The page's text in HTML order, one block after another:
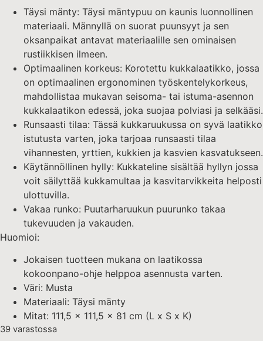
Täysi mänty: Täysi mäntypuu on kaunis luonnollinen
materiaali. Männyllä on suorat puunsyyt ja sen
oksanpaikat antavat materiaalille sen ominaisen
rustiikkisen ilmeen.
Optimaalinen korkeus: Korotettu kukkalaatikko, jossa
on optimaalinen ergonominen työskentelykorkeus,
mahdollistaa mukavan seisoma- tai istuma-asennon
kukkalaatikon edessä, joka suojaa polviasi ja selkääsi.
Runsaasti tilaa: Tässä kukkaruukussa on syvä laatikko
istutusta varten, joka tarjoaa runsaasti tilaa
vihannesten, yrttien, kukkien ja kasvien kasvatukseen.
Käytännöllinen hylly: Kukkateline sisältää hyllyn jossa
voit säilyttää kukkamultaa ja kasvitarvikkeita helposti
ulottuvilla.
Vakaa runko: Puutarharuukun puurunko takaa
tukevuuden ja vakauden.
Huomioi:
Jokaisen tuotteen mukana on laatikossa
kokoonpano-ohje helppoa asennusta varten.
Väri: Musta
Materiaali: Täysi mänty
Mitat: 111,5 x 111,5 x 81 cm (L x S x K)
39 varastossa